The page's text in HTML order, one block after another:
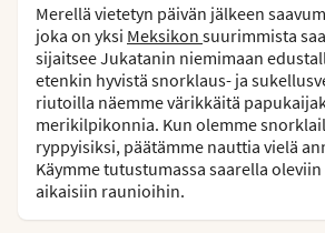
Merellä vietetyn päivän jälkeen
joka on yksi Meksikon suurimmista
sijaitsee Jukatanin niemimaan
etenkin hyvistä snorklaus- ja
riutoilla näemme värikkäitä
merikilpikonnia. Kun olemme
ryppyisiksi, päätämme nauttia vielä
Käymme tutustumassa saarella
aikaisiin raunioihin.